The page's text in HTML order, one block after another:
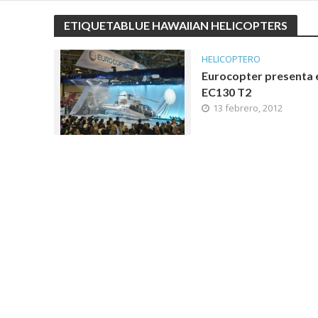
ETIQUETABLUE HAWAIIAN HELICOPTERS
HELICOPTERO
Eurocopter presenta
EC130 T2
13 febrero, 2012